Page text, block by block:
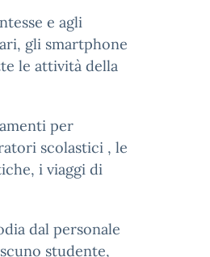
e agli
gli smartphone
le attività della
per
scolastici , le
i viaggi di
dal personale
studente,